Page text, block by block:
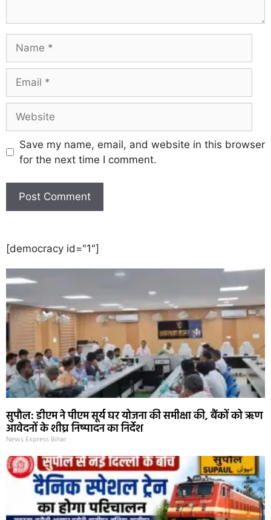
Save my name, email, and website in this browser
for the next time I comment.
[democracy id="1"]
सुपौल: डीएम ने पीएम सूर्य घर योजना की समीक्षा की, बैंकों को ऋण
आवेदनों के शीघ्र निष्पादन का निर्देश
News Express Bihar